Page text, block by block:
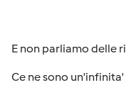
E non parliamo delle
Ce ne sono un'infinita'